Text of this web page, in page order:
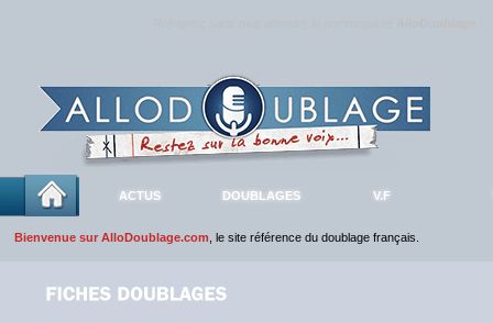
ACTUS DOUBLAGES V.F
Bienvenue sur AlloDoublage.com , le site référence du doublage français.